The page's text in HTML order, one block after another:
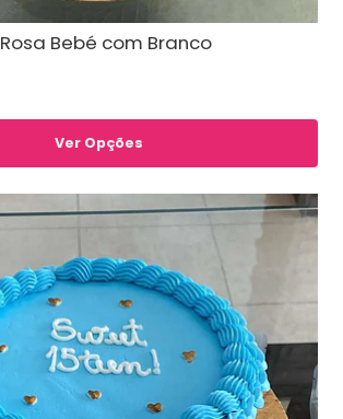
Bebé com Branco
Ver Opções